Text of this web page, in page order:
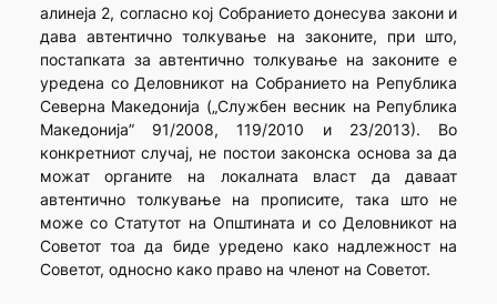
алинеја 2, согласно кој Собранието донесува закони и
дава автентично толкување на законите, при што,
постапката за автентично толкување на законите е
уредена со Деловникот на Собранието на Република
Северна Македонија („Службен весник на Република
Македонија” 91/2008, 119/2010 и 23/2013). Во
конкретниот случај, не постои законска основа за да
можат органите на локалната власт да даваат
автентично толкување на прописите, така што не
може со Статутот на Општината и со Деловникот на
Советот тоа да биде уредено како надлежност на
Советот, односно како право на членот на Советот.